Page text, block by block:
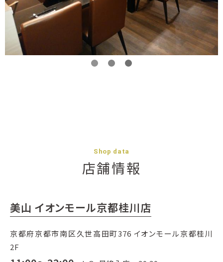
Shop data
店舗情報
美山 イオンモール京都桂川店
京都府京都市南区久世高田町376 イオンモール京都桂川
2F